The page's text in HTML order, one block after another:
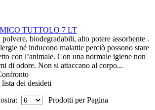
TUTTOLO 7 LT
biodegradabili, alto potere assorbente .
né inducono malattie perciò possono stare
con l’animale. Con una normale igiene non
di odore. Non si attaccano al corpo...
dei desideti
Prodotti per Pagina